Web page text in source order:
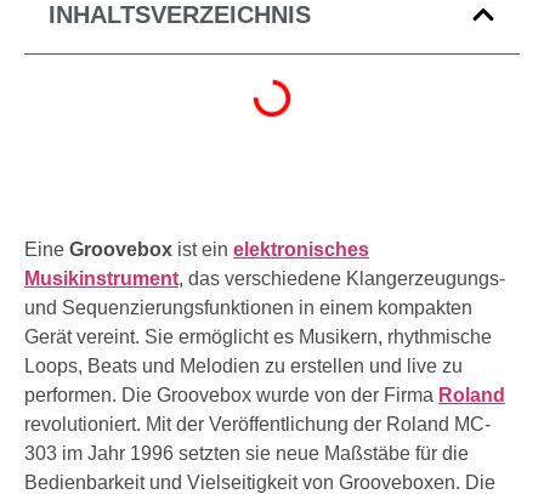
INHALTSVERZEICHNIS
Eine Groovebox ist ein elektronisches
Musikinstrument, das verschiedene Klangerzeugungs-
und Sequenzierungsfunktionen in einem kompakten
Gerät vereint. Sie ermöglicht es Musikern, rhythmische
Loops, Beats und Melodien zu erstellen und live zu
performen. Die Groovebox wurde von der Firma Roland
revolutioniert. Mit der Veröffentlichung der Roland MC-
303 im Jahr 1996 setzten sie neue Maßstäbe für die
Bedienbarkeit und Vielseitigkeit von Grooveboxen. Die